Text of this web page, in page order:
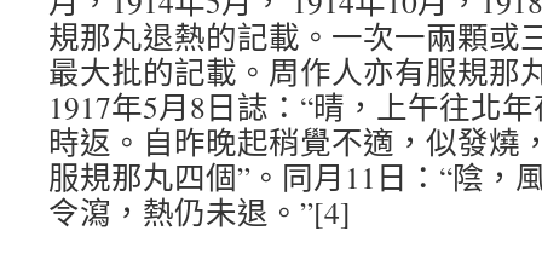
規那丸退熱的記載。一次一兩顆或
最大批的記載。周作人亦有服規那
1917年5月8日誌：“晴，上午往北
時返。自昨晚起稍覺不適，似發燒
服規那丸四個”。同月11日：“陰，
令瀉，熱仍未退。”[4]